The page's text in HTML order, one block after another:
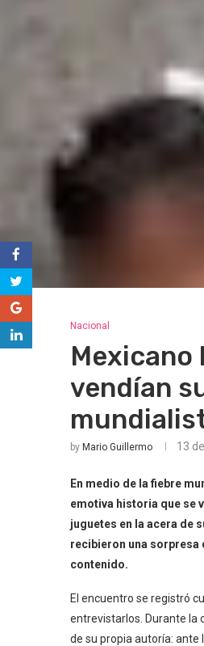
Nacional
Mexicano
vendían
by Mario Guillermo 13
En medio de la fiebre
emotiva historia que se
juguetes en la acera de
recibieron una sorpresa
contenido.
El encuentro se registró
entrevistarlos. Durante la
de su propia autoría: ante